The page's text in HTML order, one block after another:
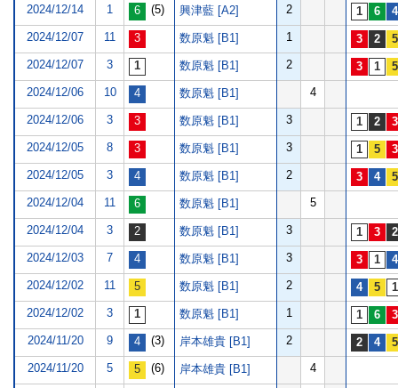
2024/12/14 1 (5) 興津藍 [A2] 2
2024/12/07 11 数原魁 [B1] 1
2024/12/07 3 数原魁 [B1] 2
2024/12/06 10 数原魁 [B1] 4
2024/12/06 3 数原魁 [B1] 3
2024/12/05 8 数原魁 [B1] 3
2024/12/05 3 数原魁 [B1] 2
2024/12/04 11 数原魁 [B1] 5
2024/12/04 3 数原魁 [B1] 3
2024/12/03 7 数原魁 [B1] 3
2024/12/02 11 数原魁 [B1] 2
2024/12/02 3 数原魁 [B1] 1
2024/11/20 9 (3) 岸本雄貴 [B1] 2
2024/11/20 5 (6) 岸本雄貴 [B1] 4